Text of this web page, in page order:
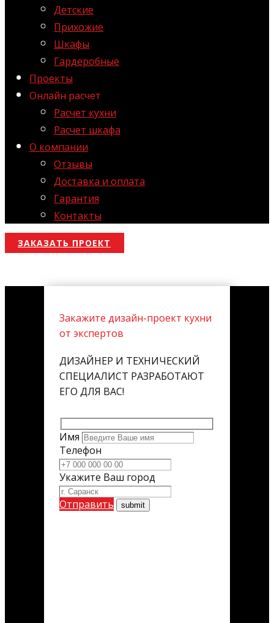
Детские
Прихожие
Шкафы
Гардеробные
Проекты
Онлайн расчет
Расчет кухни
Расчет шкафа
О компании
Отзывы
Доставка и оплата
Гарантия
Контакты
ЗАКАЗАТЬ ПРОЕКТ
Закажите дизайн-проект кухни
от экспертов
ДИЗАЙНЕР И ТЕХНИЧЕСКИЙ
СПЕЦИАЛИСТ РАЗРАБОТАЮТ
ЕГО ДЛЯ ВАС!
Имя
Телефон
Укажите Ваш город
Отправить